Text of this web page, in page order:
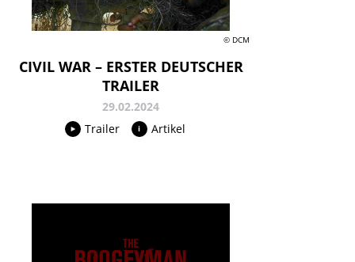
© DCM
CIVIL WAR – ERSTER DEUTSCHER
TRAILER
29.02.2024
Trailer
Artikel